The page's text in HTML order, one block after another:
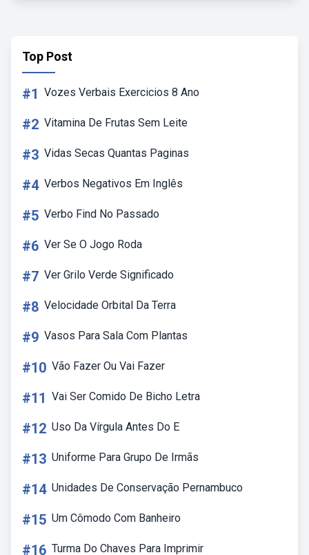
Top Post
#1 Vozes Verbais Exercicios 8 Ano
#2 Vitamina De Frutas Sem Leite
#3 Vidas Secas Quantas Paginas
#4 Verbos Negativos Em Inglês
#5 Verbo Find No Passado
#6 Ver Se O Jogo Roda
#7 Ver Grilo Verde Significado
#8 Velocidade Orbital Da Terra
#9 Vasos Para Sala Com Plantas
#10 Vão Fazer Ou Vai Fazer
#11 Vai Ser Comido De Bicho Letra
#12 Uso Da Vírgula Antes Do E
#13 Uniforme Para Grupo De Irmãs
#14 Unidades De Conservação Pernambuco
#15 Um Cômodo Com Banheiro
#16 Turma Do Chaves Para Imprimir